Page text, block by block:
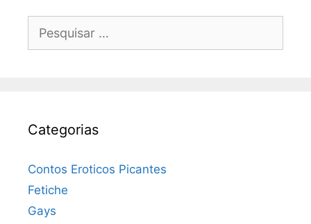
por:
Categorias
Contos Eroticos Picantes
Fetiche
Gays